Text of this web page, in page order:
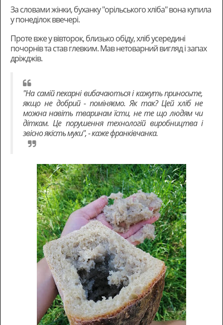
За словами жінки, буханку "орільського хліба" вона купила
у понеділок ввечері.
Проте вже у вівторок, близько обіду, хліб усередині
почорнів та став глевким. Мав нетоварний вигляд і запах
дріжджів.
"На самій пекарні вибачаються і кажуть приносьте,
якщо не добрий - поміняємо. Як так? Цей хліб не
можна навіть тваринам їсти, не те що людям чи
діткам. Це порушення технологій виробництва і
звісно якість муки", - каже франківчанка.